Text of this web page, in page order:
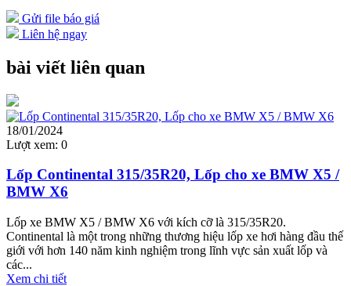
Gửi file báo giá
Liên hệ ngay
bài viết liên quan
18/01/2024
Lượt xem: 0
Lốp Continental 315/35R20, Lốp cho xe BMW X5 /
BMW X6
Lốp xe BMW X5 / BMW X6 với kích cỡ là 315/35R20.
Continental là một trong những thương hiệu lốp xe hơi hàng đầu thế
giới với hơn 140 năm kinh nghiệm trong lĩnh vực sản xuất lốp và
các...
Xem chi tiết